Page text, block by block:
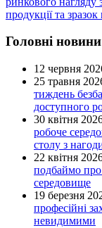
продукції та
Головні новини
12 червня
25 травня
тиждень
доступного
30 квітня
робоче
столу з
22 квітня
подбаймо про
середовище
19 березня
професійні
невидимими